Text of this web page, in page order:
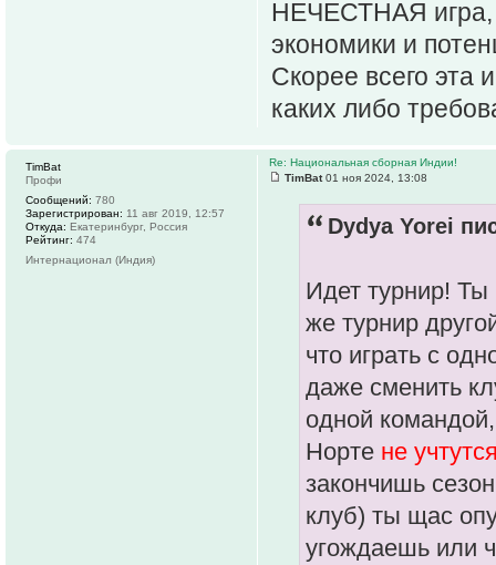
НЕЧЕСТНАЯ игра,
экономики и
Скорее всего эта
каких либо
Re: Национальная сборная Индии!
TimBat01 ноя 2024, 13:08
Dydya Yorei
Идет турнир! Ты
же турнир
что играть с
даже сменить
одной
Норте не
закончишь
клуб) ты щас
угождаешь или
TimBat
Профи
Сообщений: 780
Зарегистрирован: 11 авг 2019, 12:57
Откуда: Екатеринбург, Россия
Рейтинг: 474
Интернационал (Индия)